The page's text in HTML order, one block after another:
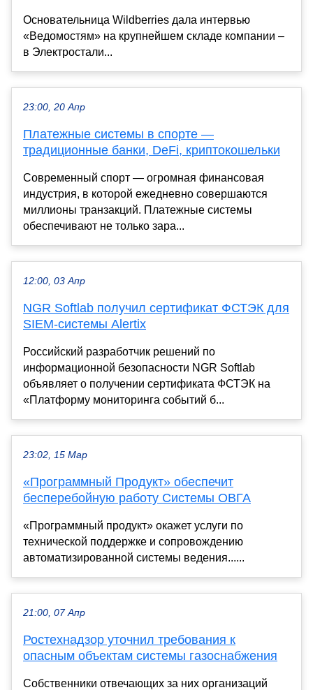
Основательница Wildberries дала интервью
«Ведомостям» на крупнейшем складе компании –
в Электростали...
23:00, 20 Апр
Платежные системы в спорте —
традиционные банки, DeFi, криптокошельки
Современный спорт — огромная финансовая
индустрия, в которой ежедневно совершаются
миллионы транзакций. Платежные системы
обеспечивают не только зара...
12:00, 03 Апр
NGR Softlab получил сертификат ФСТЭК для
SIEM-системы Alertix
Российский разработчик решений по
информационной безопасности NGR Softlab
объявляет о получении сертификата ФСТЭК на
«Платформу мониторинга событий б...
23:02, 15 Мар
«Программный Продукт» обеспечит
бесперебойную работу Системы ОВГА
«Программный продукт» окажет услуги по
технической поддержке и сопровождению
автоматизированной системы ведения......
21:00, 07 Апр
Ростехнадзор уточнил требования к
опасным объектам системы газоснабжения
Собственники отвечающих за них организаций